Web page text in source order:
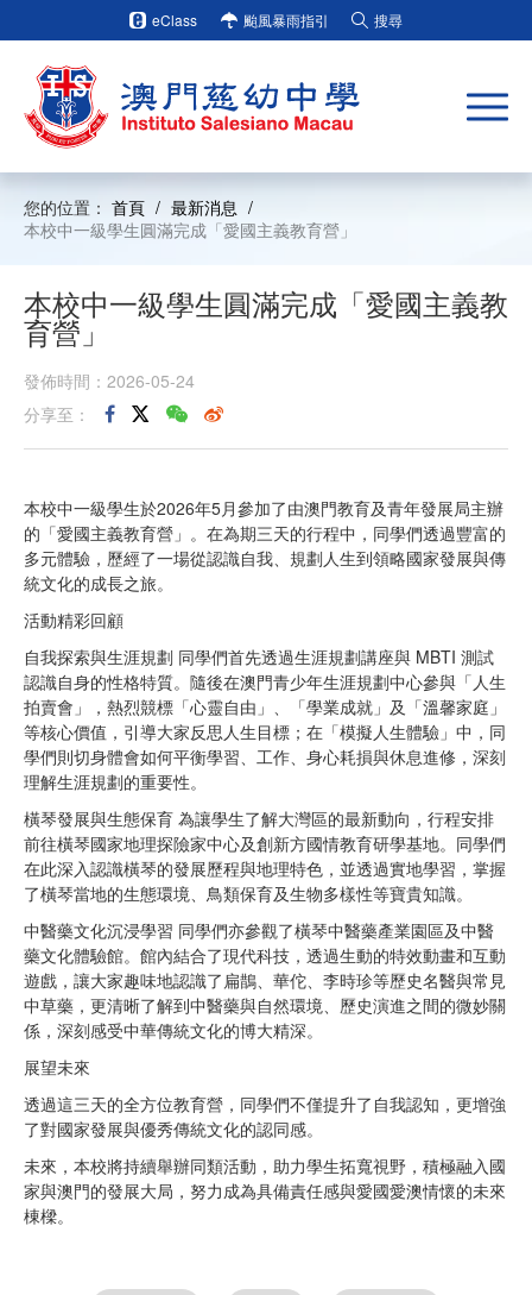
eClass 颱風暴雨指引 搜尋
您的位置： 首頁 / 最新消息 /
本校中一級學生圓滿完成「愛國主義教育營」
本校中一級學生圓滿完成「愛國主義教
育營」
發佈時間：2026-05-24
分享至：
本校中一級學生於2026年5月參加了由澳門教育及青年發展局主辦
的「愛國主義教育營」。在為期三天的行程中，同學們透過豐富的
多元體驗，歷經了一場從認識自我、規劃人生到領略國家發展與傳
統文化的成長之旅。
活動精彩回顧
自我探索與生涯規劃 同學們首先透過生涯規劃講座與 MBTI 測試
認識自身的性格特質。隨後在澳門青少年生涯規劃中心參與「人生
拍賣會」，熱烈競標「心靈自由」、「學業成就」及「溫馨家庭」
等核心價值，引導大家反思人生目標；在「模擬人生體驗」中，同
學們則切身體會如何平衡學習、工作、身心耗損與休息進修，深刻
理解生涯規劃的重要性。
橫琴發展與生態保育 為讓學生了解大灣區的最新動向，行程安排
前往橫琴國家地理探險家中心及創新方國情教育研學基地。同學們
在此深入認識橫琴的發展歷程與地理特色，並透過實地學習，掌握
了橫琴當地的生態環境、鳥類保育及生物多樣性等寶貴知識。
中醫藥文化沉浸學習 同學們亦參觀了橫琴中醫藥產業園區及中醫
藥文化體驗館。館內結合了現代科技，透過生動的特效動畫和互動
遊戲，讓大家趣味地認識了扁鵲、華佗、李時珍等歷史名醫與常見
中草藥，更清晰了解到中醫藥與自然環境、歷史演進之間的微妙關
係，深刻感受中華傳統文化的博大精深。
展望未來
透過這三天的全方位教育營，同學們不僅提升了自我認知，更增強
了對國家發展與優秀傳統文化的認同感。
未來，本校將持續舉辦同類活動，助力學生拓寬視野，積極融入國
家與澳門的發展大局，努力成為具備責任感與愛國愛澳情懷的未來
棟樑。